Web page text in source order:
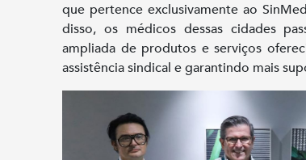
que pertence exclusivamente ao
disso, os médicos dessas cidades
ampliada de produtos e serviços
assistência sindical e garantindo mais